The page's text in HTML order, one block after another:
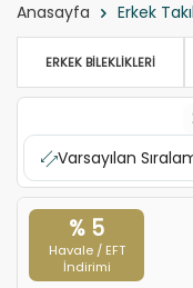
Anasayfa Erkek
ERKEK BILEKLIKLERI
Varsayılan
% 5
Havale / EFT
İndirimi